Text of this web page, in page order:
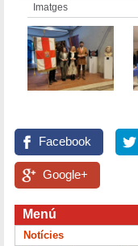
Imatges
Facebook
Google+
Menú
Notícies